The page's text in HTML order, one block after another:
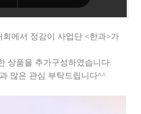
에서 정감이 사업단 <한과>가
상품을 추가구성하였습니다.
많은 관심 부탁드립니다^^